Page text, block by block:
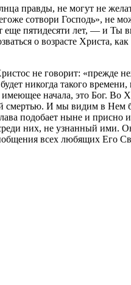
правды, не могут не
сотвори Господь», не
еще пятидесяти лет, — и Ты
о возрасте Христа,
не говорит: «прежде
никогда такого времени,
начала, это Бог. Во
И мы видим в Нем
подобает ныне и присно
них, не узнанный ими.
всех любящих Его